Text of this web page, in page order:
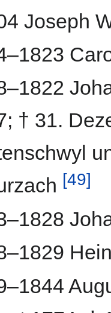
Joseph
† 31.
[49]